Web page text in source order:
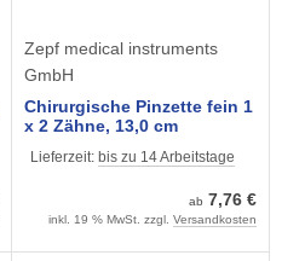
Zepf medical instruments
GmbH
Chirurgische Pinzette fein 1
x 2 Zähne, 13,0 cm
Lieferzeit: bis zu 14 Arbeitstage
ab 7,76 €
inkl. 19 % MwSt. zzgl. Versandkosten